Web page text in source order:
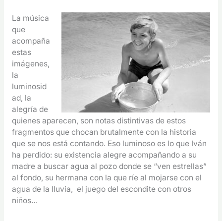
La música
que
acompaña
estas
imágenes,
la
luminosid
ad, la
alegría de
quienes aparecen, son notas distintivas de estos
fragmentos que chocan brutalmente con la historia
que se nos está contando. Eso luminoso es lo que Iván
ha perdido: su existencia alegre acompañando a su
madre a buscar agua al pozo donde se “ven estrellas”
al fondo, su hermana con la que ríe al mojarse con el
agua de la lluvia, el juego del escondite con otros
niños…